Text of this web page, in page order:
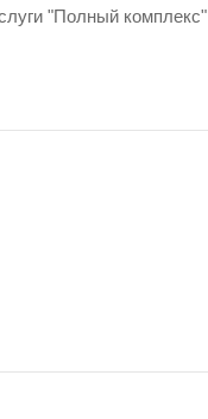
"Полный комплекс"